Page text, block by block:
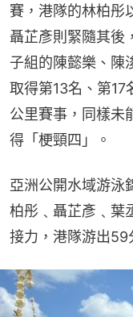
賽，港隊的林柏彤
聶芷彥則緊隨其後
子組的陳懿樂、陳
取得第13名、第17
公里賽事，同樣未
得「梗頸四」。
亞洲公開水域游泳
柏彤﹑聶芷彥﹑葉
接力，港隊游出59